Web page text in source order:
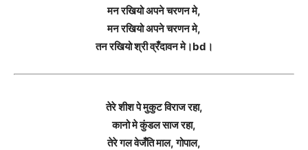
मन रखियो अपने चरणन मे,
मन रखियो अपने चरणन मे,
तन रखियो श्री व्रँदावन मे।bd।
तेरे शीश पे मुकुट विराज रहा,
कानो मे कुंडल साज रहा,
तेरे गल वेजँति माल, गोपाल,